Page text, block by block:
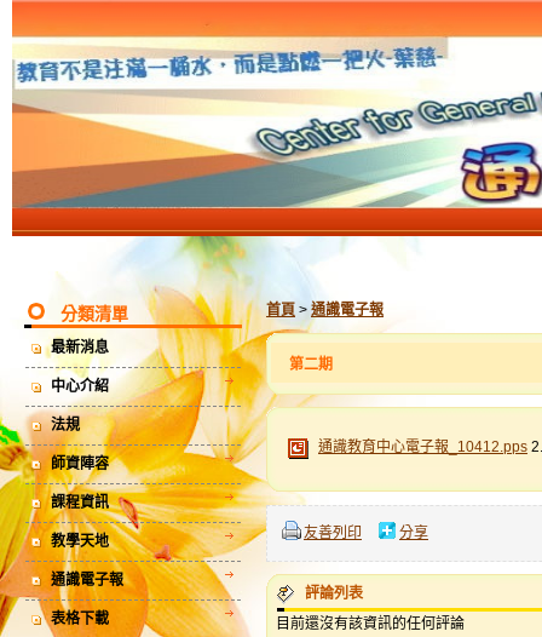
分類清單
最新消息
中心介紹
法規
師資陣容
課程資訊
教學天地
通識電子報
表格下載
首頁 > 通識電子報
第二期
通識教育中心電子報_10412.pps
友善列印 分享
評論列表
目前還沒有該資訊的任何評論